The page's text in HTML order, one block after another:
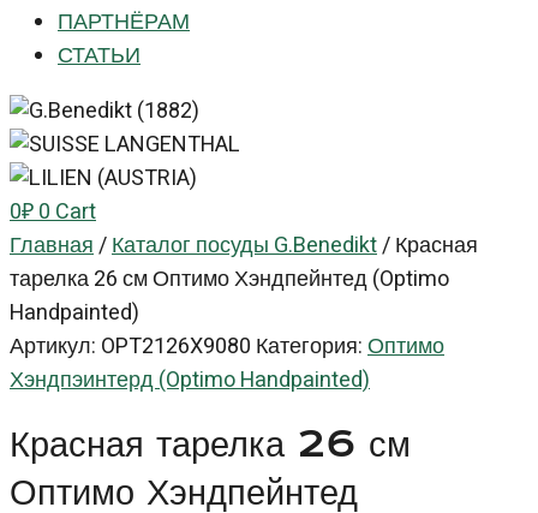
ПАРТНЁРАМ
СТАТЬИ
0₽0Cart
Главная/Каталог посуды G.Benedikt/Красная
тарелка 26 см Оптимо Хэндпейнтед (Optimo
Handpainted)
Артикул: OPT2126X9080 Категория:Оптимо
Хэндпэинтерд (Optimo Handpainted)
Красная тарелка 26 см
Оптимо Хэндпейнтед